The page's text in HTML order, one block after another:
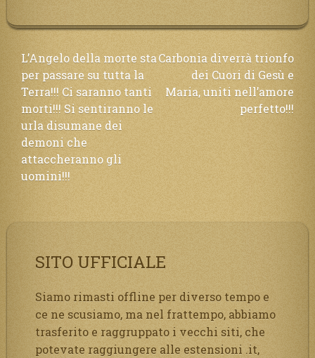
Navigazione
articoli
L’Angelo della morte sta
per passare su tutta la
Terra!!! Ci saranno tanti
morti!!! Si sentiranno le
urla disumane dei
demoni che
attaccheranno gli
uomini!!!
Carbonia diverrà trionfo
dei Cuori di Gesù e
Maria, uniti nell’amore
perfetto!!!
SITO UFFICIALE
Siamo rimasti offline per diverso tempo e
ce ne scusiamo, ma nel frattempo, abbiamo
trasferito e raggruppato i vecchi siti, che
potevate raggiungere alle estensioni .it,